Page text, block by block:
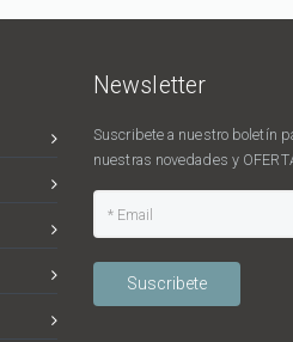
Newsletter
Suscribete a nuestro boletín
nuestras novedades y
Suscribete